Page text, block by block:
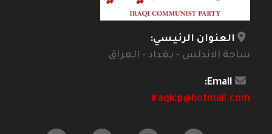
العنوان الرئيسي:
ساحة الاندلس - بغداد - العراق
Email:
iraqicp@hotmail.com